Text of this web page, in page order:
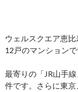
ウェルスクエア恵
12戸のマンションで
最寄りの「JR山手
件です。さらに東